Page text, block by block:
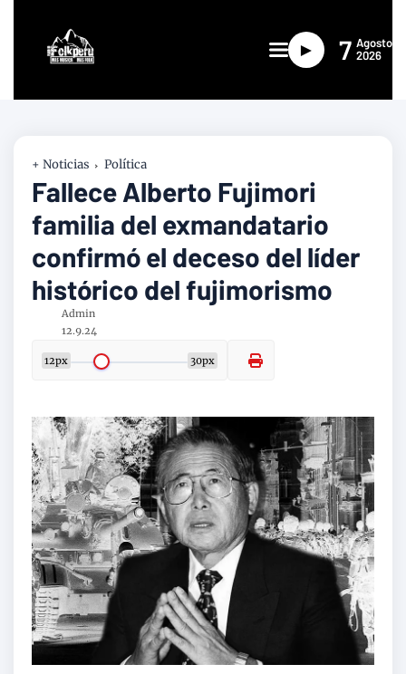
► 7 Agosto
2026
+ Noticias Política
Fallece Alberto Fujimori
familia del exmandatario
confirmó el deceso del líder
histórico del fujimorismo
Admin
12.9.24
12px 30px